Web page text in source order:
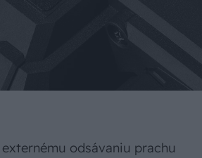
odsávaniu prachu